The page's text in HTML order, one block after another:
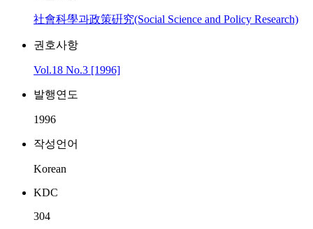
社會科學과政策硏究(Social Science and Policy Research)
권호사항
Vol.18 No.3 [1996]
발행연도
1996
작성언어
Korean
KDC
304